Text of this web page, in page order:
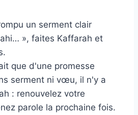
un serment clair
», faites Kaffarah et
que d'une promesse
serment ni vœu, il n'y a
: renouvelez votre
parole la prochaine fois.